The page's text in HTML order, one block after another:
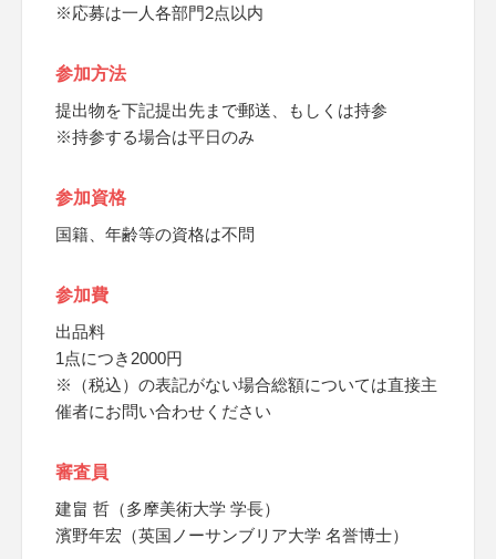
※応募は一人各部門2点以内
参加方法
提出物を下記提出先まで郵送、もしくは持参
※持参する場合は平日のみ
参加資格
国籍、年齢等の資格は不問
参加費
出品料
1点につき2000円
※（税込）の表記がない場合総額については直接主
催者にお問い合わせください
審査員
建畠 哲（多摩美術大学 学長）
濱野年宏（英国ノーサンブリア大学 名誉博士）